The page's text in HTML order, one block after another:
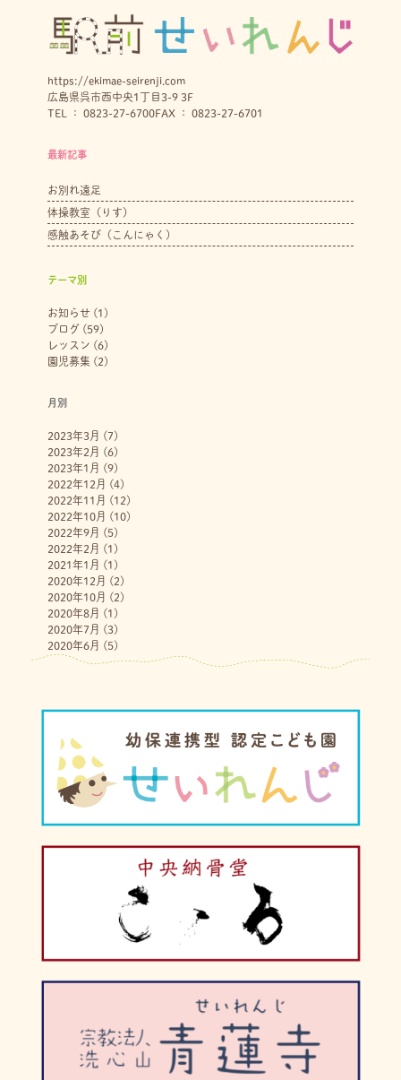
https://ekimae-seirenji.com
広島県呉市西中央1丁目3-9 3F
TEL ： 0823-27-6700FAX ： 0823-27-6701
最新記事
お別れ遠足
体操教室（りす）
感触あそび（こんにゃく）
テーマ別
お知らせ(1)
ブログ (59)
レッスン (6)
園児募集 (2)
月別
2023年3月 (7)
2023年2月 (6)
2023年1月 (9)
2022年12月 (4)
2022年11月 (12)
2022年10月 (10)
2022年9月 (5)
2022年2月 (1)
2021年1月 (1)
2020年12月 (2)
2020年10月 (2)
2020年8月 (1)
2020年7月 (3)
2020年6月 (5)